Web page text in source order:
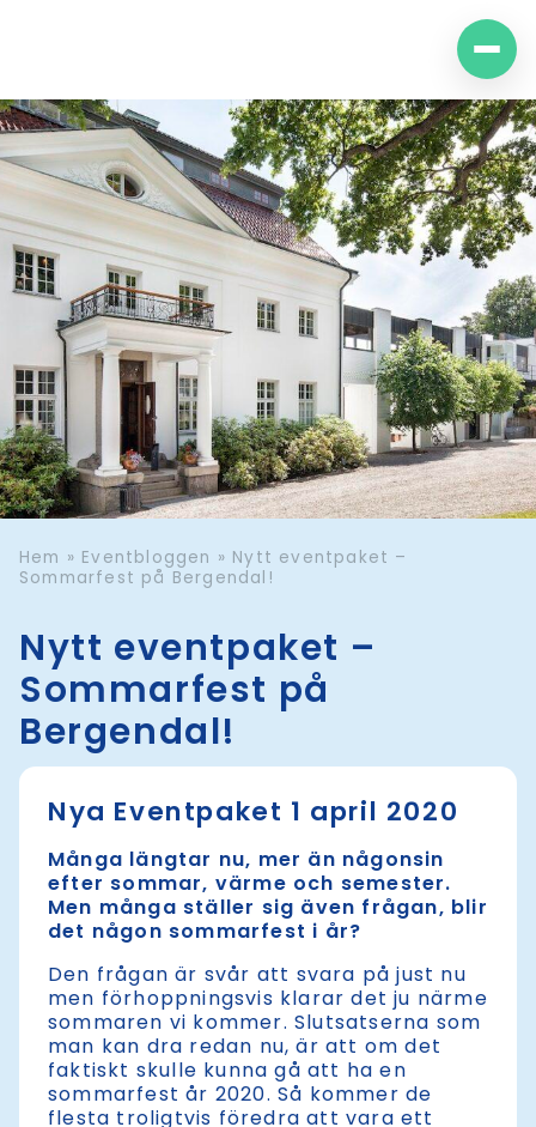
Hem » Eventbloggen » Nytt eventpaket –
Sommarfest på Bergendal!
Nytt eventpaket –
Sommarfest på
Bergendal!
Nya Eventpaket 1 april 2020
Många längtar nu, mer än någonsin
efter sommar, värme och semester.
Men många ställer sig även frågan, blir
det någon sommarfest i år?
Den frågan är svår att svara på just nu
men förhoppningsvis klarar det ju närme
sommaren vi kommer. Slutsatserna som
man kan dra redan nu, är att om det
faktiskt skulle kunna gå att ha en
sommarfest år 2020. Så kommer de
flesta troligtvis föredra att vara ett